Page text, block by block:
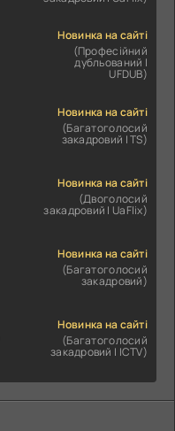
Новинка на сайті
(Професійний
дубльований |
UFDUB)
Новинка на сайті
(Багатоголосий
закадровий | TS)
Новинка на сайті
(Двоголосий
закадровий | UaFlix)
Новинка на сайті
(Багатоголосий
закадровий)
Новинка на сайті
(Багатоголосий
закадровий | ICTV)